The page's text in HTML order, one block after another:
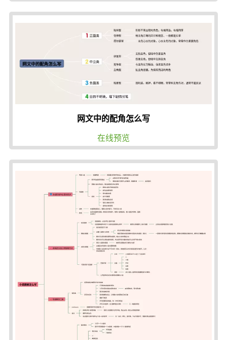
网文中的配角怎么写
在线预览